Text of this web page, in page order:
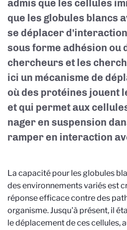
admis que les cellules
que les globules blancs
se déplacer
sous forme adhésion ou
chercheurs et les
ici un mécanisme de
où des protéines jouent
et qui permet aux
nager en suspension
ramper en interaction
La capacité pour les globules
des environnements variés est
réponse efficace contre des
organisme. Jusqu'à présent, il
le déplacement de ces cellules,